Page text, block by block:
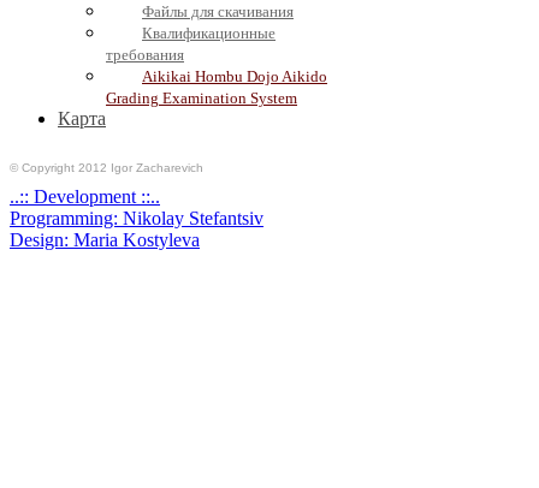
Файлы для скачивания
Квалификационные
требования
Aikikai Hombu Dojo Aikido
Grading Examination System
Карта
© Copyright 2012 Igor Zacharevich
..:: Development ::..
Programming: Nikolay Stefantsiv
Design: Maria Kostyleva